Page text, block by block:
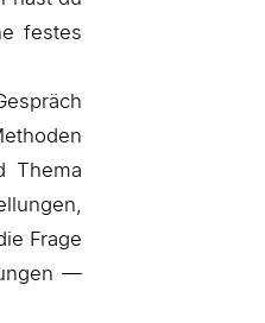
festes
Thema
Frage
—